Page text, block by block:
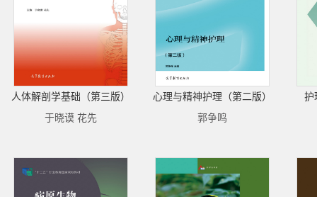
人体解剖学基础（第三版）
于晓谟 花先
心理与精神护理（第二版）
郭争鸣
护